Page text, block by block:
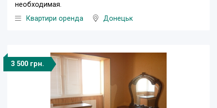
необходимая.
Квартири оренда
Донецьк
3 500 грн.